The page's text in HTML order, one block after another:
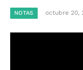
NOTAS octubre 20,